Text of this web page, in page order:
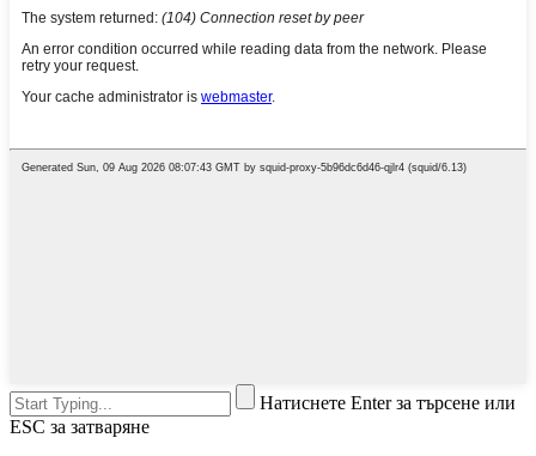
Натиснете Enter за търсене или
ESC за затваряне